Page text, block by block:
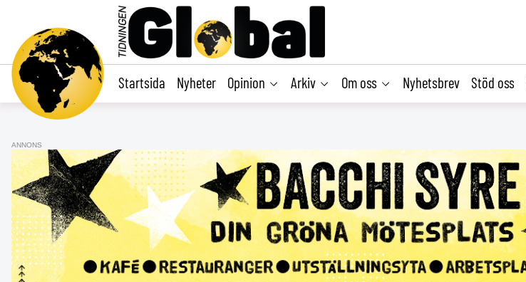
Startsida Nyheter Opinion Arkiv Om oss Nyhetsbrev Stöd oss
ANNONS